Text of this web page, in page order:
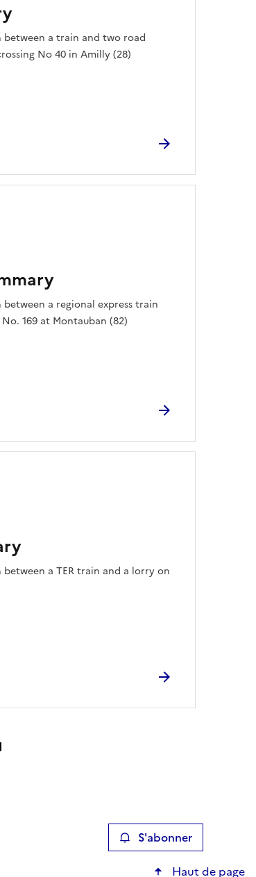
a train and two road
No 40 in Amilly (28)
a regional express train
169 at Montauban (82)
a TER train and a lorry on
S'abonner
Haut de page